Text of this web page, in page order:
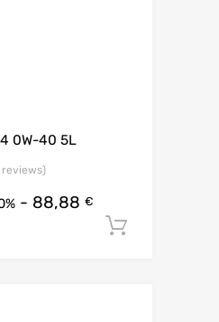
0W-40 5L
reviews)
- 88,88 €